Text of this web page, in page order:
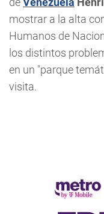
mostrar a la alta
Humanos de
los distintos
en un "parque
visita.